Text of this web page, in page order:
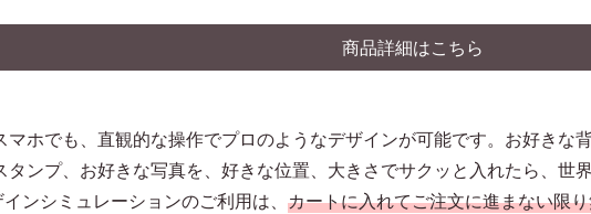
商品詳細はこちら
マホでも、直観的な操作でプロのようなデザインが可能です。お好きな
タンプ、お好きな写真を、好きな位置、大きさでサクッと入れたら、世
ンシミュレーションのご利用は、カートに入れてご注文に進まない限